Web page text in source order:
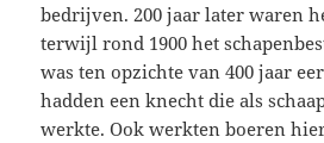
bedrijven. 200 jaar later waren
terwijl rond 1900 het
was ten opzichte van 400 jaar
hadden een knecht die als
werkte. Ook werkten boeren